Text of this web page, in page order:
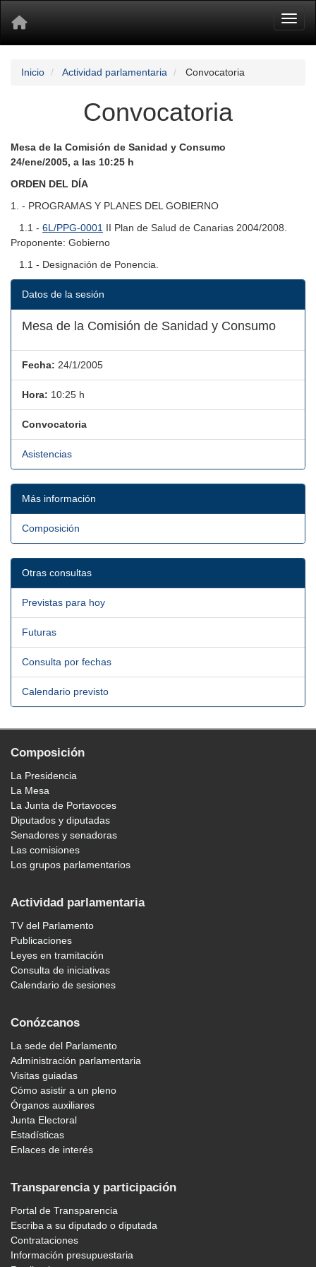
Inicio Actividad parlamentaria Convocatoria
Convocatoria
Mesa de la Comisión de Sanidad y Consumo
24/ene/2005, a las 10:25 h
ORDEN DEL DÍA
1. - PROGRAMAS Y PLANES DEL GOBIERNO
1.1 - 6L/PPG-0001 II Plan de Salud de Canarias 2004/2008.
Proponente: Gobierno
1.1 - Designación de Ponencia.
Datos de la sesión
Mesa de la Comisión de Sanidad y Consumo
Fecha: 24/1/2005
Hora: 10:25 h
Convocatoria
Asistencias
Más información
Composición
Otras consultas
Previstas para hoy
Futuras
Consulta por fechas
Calendario previsto
Composición
La Presidencia
La Mesa
La Junta de Portavoces
Diputados y diputadas
Senadores y senadoras
Las comisiones
Los grupos parlamentarios
Actividad parlamentaria
TV del Parlamento
Publicaciones
Leyes en tramitación
Consulta de iniciativas
Calendario de sesiones
Conózcanos
La sede del Parlamento
Administración parlamentaria
Visitas guiadas
Cómo asistir a un pleno
Órganos auxiliares
Junta Electoral
Estadísticas
Enlaces de interés
Transparencia y participación
Portal de Transparencia
Escriba a su diputado o diputada
Contrataciones
Información presupuestaria